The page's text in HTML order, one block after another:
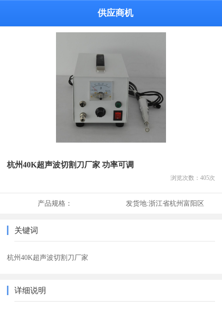
供应商机
杭州40K超声波切割刀厂家 功率可调
浏览次数： 405次
产品规格： 发货地:浙江省杭州富阳区
关键词
杭州40K超声波切割刀厂家
详细说明